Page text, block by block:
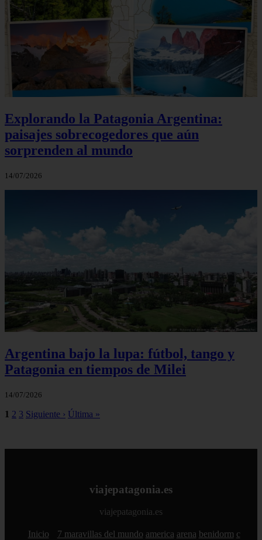
Explorando la Patagonia Argentina:
paisajes sobrecogedores que aún
sorprenden al mundo
14/07/2026
Argentina bajo la lupa: fútbol, tango y
Patagonia en tiempos de Milei
14/07/2026
1 2 3 Siguiente › Última »
viajepatagonia.es
viajepatagonia.es
Inicio 7 maravillas del mundo america arena benidorm c